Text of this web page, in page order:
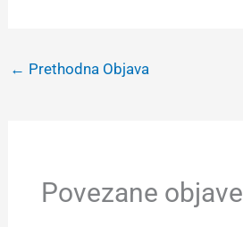
← Prethodna Objava
Povezane objave